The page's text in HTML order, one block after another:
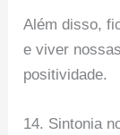
Além disso,
e viver
positividade.
14. Sintonia